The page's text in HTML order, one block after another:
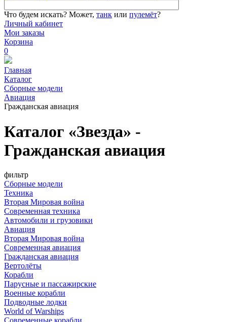
Что будем искать? Может, танк или пулемёт?
Личный кабинет
Мои заказы
Корзина
0
Главная
Каталог
Сборные модели
Авиация
Гражданская авиация
Каталог «Звезда» -
Гражданская авиация
фильтр
Сборные модели
Техника
Вторая Мировая война
Современная техника
Автомобили и грузовики
Авиация
Вторая Мировая война
Современная авиация
Гражданская авиация
Вертолёты
Корабли
Парусные и пассажирские
Военные корабли
Подводные лодки
World of Warships
Современные корабли